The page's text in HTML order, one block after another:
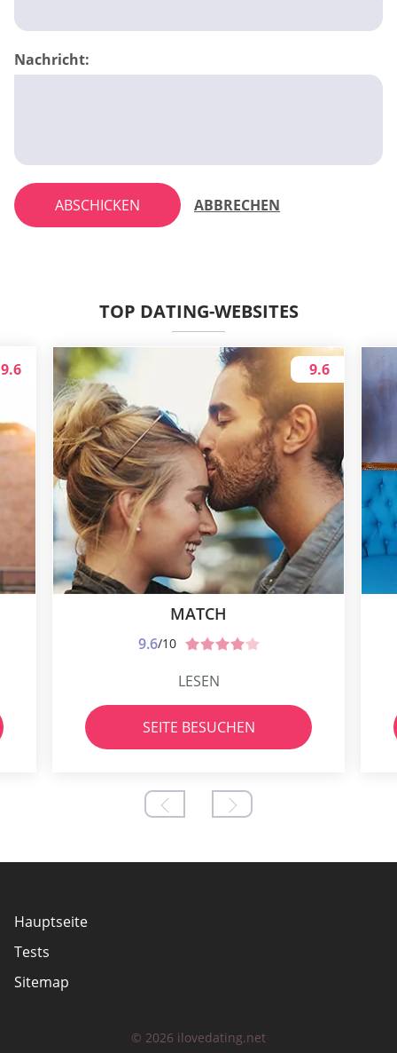
Nachricht:
ABSCHICKEN ABBRECHEN
TOP DATING-WEBSITES
9.6
MATCH
9.6/10
9.6
LESEN
SEITE BESUCHEN
Hauptseite
Tests
Sitemap
© 2026 ilovedating.net